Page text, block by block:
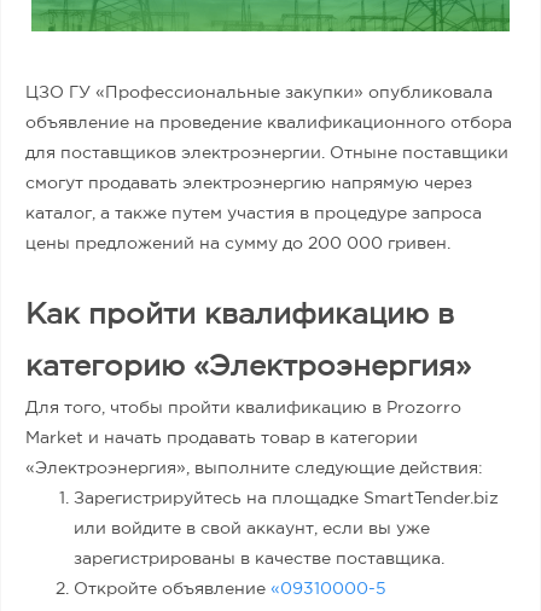
ЦЗО ГУ «Профессиональные закупки» опубликовала
объявление на проведение квалификационного отбора
для поставщиков электроэнергии. Отныне поставщики
смогут продавать электроэнергию напрямую через
каталог, а также путем участия в процедуре запроса
цены предложений на сумму до 200 000 гривен.
Как пройти квалификацию в
категорию «Электроэнергия»
Для того, чтобы пройти квалификацию в Prozorro
Market и начать продавать товар в категории
«Электроэнергия», выполните следующие действия:
Зарегистрируйтесь на площадке SmartTender.biz
или войдите в свой аккаунт, если вы уже
зарегистрированы в качестве поставщика.
Откройте объявление «09310000-5